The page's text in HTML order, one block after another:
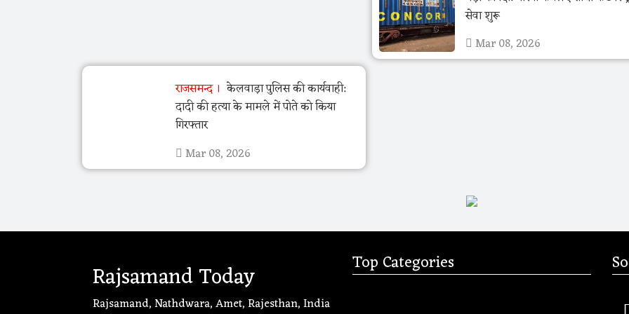
सेवा शुरू
Mar 08, 2026
राजसमन्द
केलवाड़ा पुलिस की कार्यवाही:
दादी की हत्या के मामले में पोते को किया
गिरफ्तार
Mar 08, 2026
Rajsamand Today
Rajsamand, Nathdwara, Amet, Rajesthan, India
Top Categories